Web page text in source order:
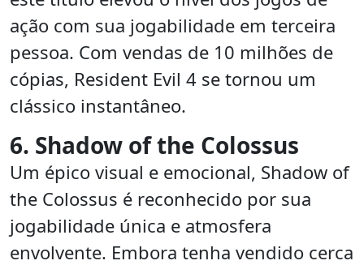
ação com sua jogabilidade em terceira
pessoa. Com vendas de 10 milhões de
cópias, Resident Evil 4 se tornou um
clássico instantâneo.
6. Shadow of the Colossus
Um épico visual e emocional, Shadow of
the Colossus é reconhecido por sua
jogabilidade única e atmosfera
envolvente. Embora tenha vendido cerca